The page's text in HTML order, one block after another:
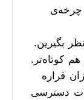
چرخه‌ی
10 دقیقه در نظر بگیرین.
کوتاه‌تر.
قراره
دسترسی